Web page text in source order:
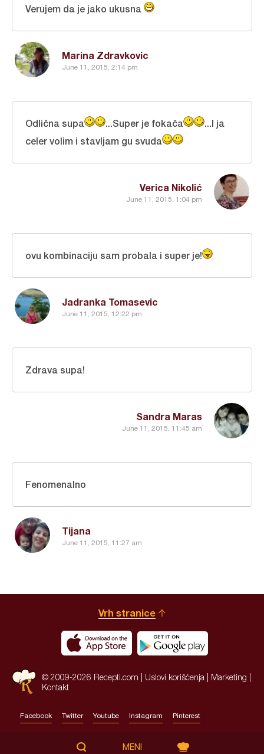
Marina Zdravkovic
June 11, 2015, 2:14 pm
Verujem da je jako ukusna
Verica Nikolić
June 11, 2015, 1:04 pm
Odlična supa ...Super je fokača
...I ja
celer volim i stavljam gu svuda
Jadranka Tomasevic
June 11, 2015, 12:22 pm
ovu kombinaciju sam probala i super je!
Sandra Maras
June 11, 2015, 11:45 am
Zdrava supa!
Tijana
June 11, 2015, 11:27 am
Fenomenalno
Vrh stranice
© 2009-2026 Recepti.com | Uslovi korišćenja Marketing
Kontakt
Facebook Twitter Youtube Instagram Pinterest